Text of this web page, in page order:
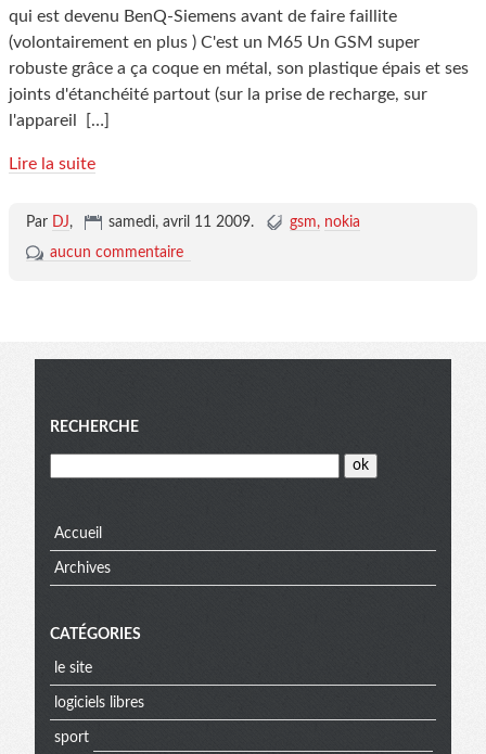
qui est devenu BenQ-Siemens avant de faire faillite
(volontairement en plus ) C'est un M65 Un GSM super
robuste grâce a ça coque en métal, son plastique épais et ses
joints d'étanchéité partout (sur la prise de recharge, sur
l'appareil
[…]
Lire la suite
Par DJ, samedi, avril 11 2009. gsm
nokia
aucun commentaire
Menu
RECHERCHE
Accueil
Archives
CATÉGORIES
le site
logiciels libres
sport